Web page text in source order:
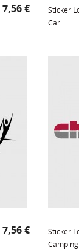
Prix
7,56 €
Sticker
Car
Prix
7,56 €
Sticker